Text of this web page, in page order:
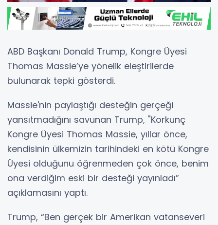
ABD Başkanı Donald Trump, Kongre Üyesi
Thomas Massie’ye yönelik eleştirilerde
bulunarak tepki gösterdi.
Massie'nin paylaştığı desteğin gerçeği
yansıtmadığını savunan Trump, "Korkunç
Kongre Üyesi Thomas Massie, yıllar önce,
kendisinin ülkemizin tarihindeki en kötü Kongre
Üyesi olduğunu öğrenmeden çok önce, benim
ona verdiğim eski bir desteği yayınladı”
açıklamasını yaptı.
Trump, “Ben gerçek bir Amerikan vatanseveri